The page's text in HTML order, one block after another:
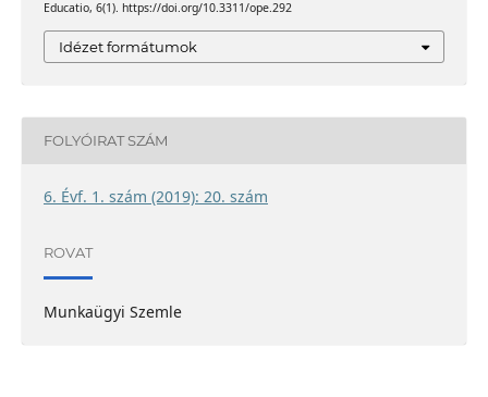
Educatio, 6(1). https://doi.org/10.3311/ope.292
Idézet formátumok
FOLYÓIRAT SZÁM
6. Évf. 1. szám (2019): 20. szám
ROVAT
Munkaügyi Szemle